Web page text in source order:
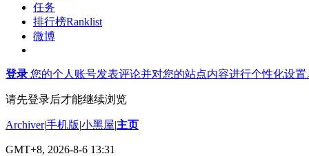
任务
排行榜Ranklist
微博
登录 您的个人账号发表评论并对您的站点内容进行个性化设置
请先登录后才能继续浏览
Archiver|手机版|小黑屋|主页
GMT+8, 2026-8-6 13:31